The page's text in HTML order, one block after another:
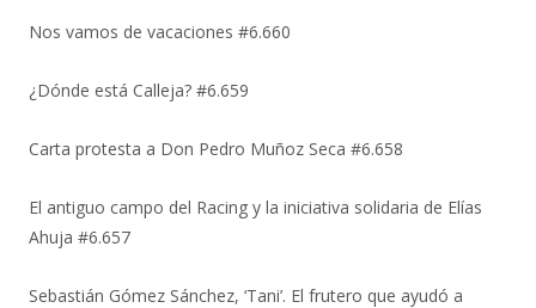
Nos vamos de vacaciones #6.660
¿Dónde está Calleja? #6.659
Carta protesta a Don Pedro Muñoz Seca #6.658
El antiguo campo del Racing y la iniciativa solidaria de Elías
Ahuja #6.657
Sebastián Gómez Sánchez, ‘Tani’. El frutero que ayudó a